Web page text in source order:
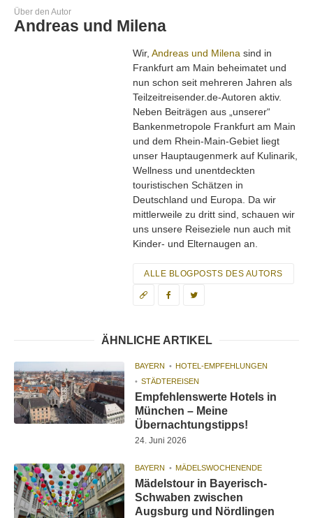
Über den Autor
Andreas und Milena
Wir, Andreas und Milena sind in
Frankfurt am Main beheimatet und
nun schon seit mehreren Jahren als
Teilzeitreisender.de-Autoren aktiv.
Neben Beiträgen aus „unserer“
Bankenmetropole Frankfurt am Main
und dem Rhein-Main-Gebiet liegt
unser Hauptaugenmerk auf Kulinarik,
Wellness und unentdeckten
touristischen Schätzen in
Deutschland und Europa. Da wir
mittlerweile zu dritt sind, schauen wir
uns unsere Reiseziele nun auch mit
Kinder- und Elternaugen an.
ALLE BLOGPOSTS DES AUTORS
ÄHNLICHE ARTIKEL
BAYERN
HOTEL-EMPFEHLUNGEN
STÄDTEREISEN
Empfehlenswerte Hotels in
München – Meine
Übernachtungstipps!
24. Juni 2026
BAYERN MÄDELSWOCHENENDE
Mädelstour in Bayerisch-
Schwaben zwischen
Augsburg und Nördlingen